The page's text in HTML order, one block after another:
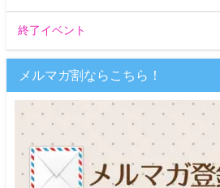
終了イベント
メルマガ割ならこちら！